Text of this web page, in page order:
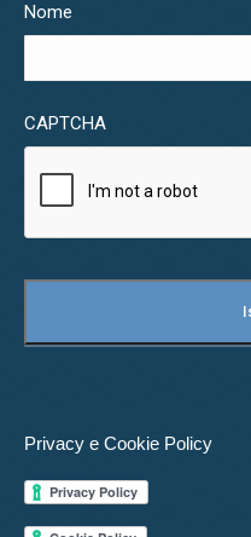
Nome
CAPTCHA
Privacy e Cookie Policy